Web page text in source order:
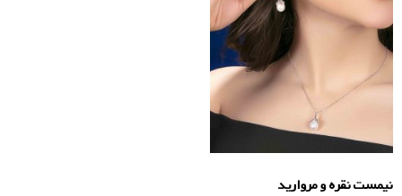
نیمست نقره و مرواريد